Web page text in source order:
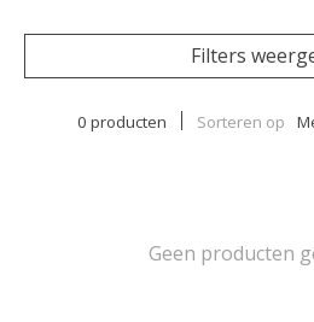
Filters
0 producten Sorteren op
Geen producten